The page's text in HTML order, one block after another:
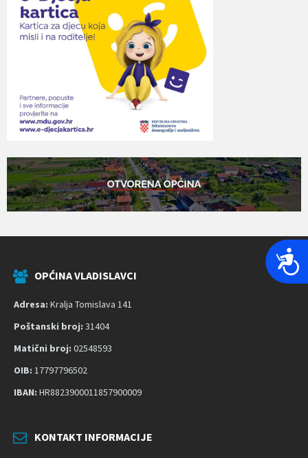
P
r
OPĆINA VLADISLAVCI
Adresa: Kralja Tomislava 141
Poštanski broj: 31404
Matični broj: 02548593
OIB: 17797796502
IBAN: HR8823900011857900009
KONTAKT INFORMACIJE